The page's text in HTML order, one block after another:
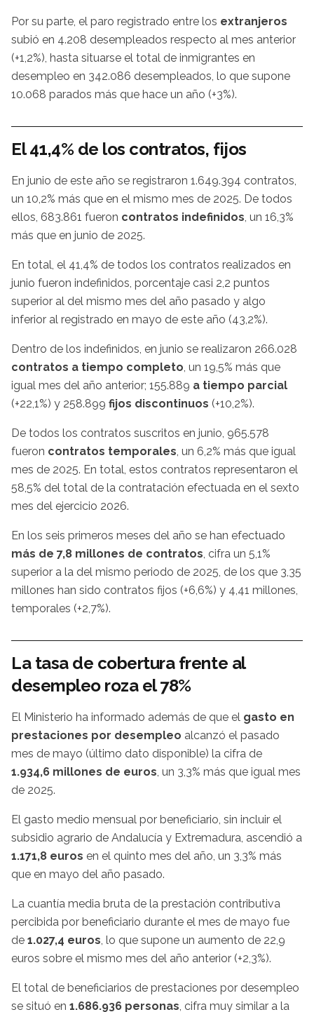
Por su parte, el paro registrado entre los extranjeros
subió en 4.208 desempleados respecto al mes anterior
(+1,2%), hasta situarse el total de inmigrantes en
desempleo en 342.086 desempleados, lo que supone
10.068 parados más que hace un año (+3%).
El 41,4% de los contratos, fijos
En junio de este año se registraron 1.649.394 contratos,
un 10,2% más que en el mismo mes de 2025. De todos
ellos, 683.861 fueron contratos indefinidos, un 16,3%
más que en junio de 2025.
En total, el 41,4% de todos los contratos realizados en
junio fueron indefinidos, porcentaje casi 2,2 puntos
superior al del mismo mes del año pasado y algo
inferior al registrado en mayo de este año (43,2%).
Dentro de los indefinidos, en junio se realizaron 266.028
contratos a tiempo completo, un 19,5% más que
igual mes del año anterior; 155.889 a tiempo parcial
(+22,1%) y 258.899 fijos discontinuos (+10,2%).
De todos los contratos suscritos en junio, 965.578
fueron contratos temporales, un 6,2% más que igual
mes de 2025. En total, estos contratos representaron el
58,5% del total de la contratación efectuada en el sexto
mes del ejercicio 2026.
En los seis primeros meses del año se han efectuado
más de 7,8 millones de contratos, cifra un 5,1%
superior a la del mismo periodo de 2025, de los que 3,35
millones han sido contratos fijos (+6,6%) y 4,41 millones,
temporales (+2,7%).
La tasa de cobertura frente al
desempleo roza el 78%
El Ministerio ha informado además de que el gasto en
prestaciones por desempleo alcanzó el pasado
mes de mayo (último dato disponible) la cifra de
1.934,6 millones de euros, un 3,3% más que igual mes
de 2025.
El gasto medio mensual por beneficiario, sin incluir el
subsidio agrario de Andalucía y Extremadura, ascendió a
1.171,8 euros en el quinto mes del año, un 3,3% más
que en mayo del año pasado.
La cuantía media bruta de la prestación contributiva
percibida por beneficiario durante el mes de mayo fue
de 1.027,4 euros, lo que supone un aumento de 22,9
euros sobre el mismo mes del año anterior (+2,3%).
El total de beneficiarios de prestaciones por desempleo
se situó en 1.686.936 personas, cifra muy similar a la